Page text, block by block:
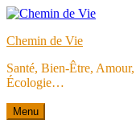
Aller
contenu
Chemin de Vie
Santé, Bien-Être,
Écologie…
Menu